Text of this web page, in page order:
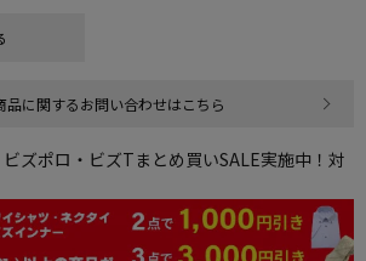
品に関するお問い合わせはこちら
ズポロ・ビズTまとめ買いSALE実施中！対